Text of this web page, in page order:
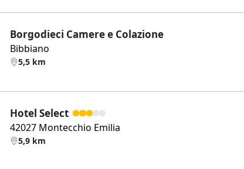
Borgodieci Camere e Colazione
Bibbiano
5,5 km
Hotel Select
42027 Montecchio Emilia
5,9 km